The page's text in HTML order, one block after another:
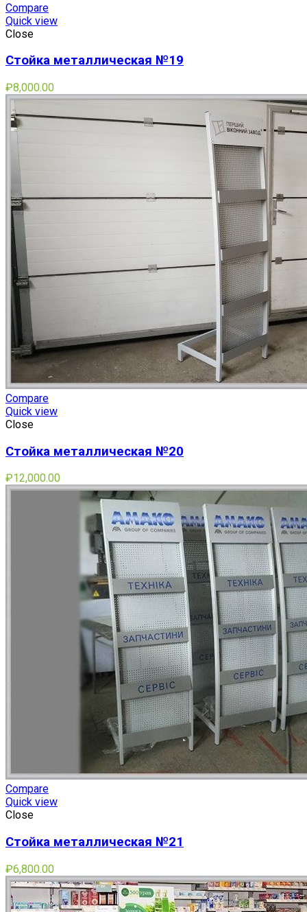
Compare
Quick view
Close
Стойка металлическая №19
₽8,000.00
Compare
Quick view
Close
Стойка металлическая №20
₽12,000.00
Compare
Quick view
Close
Стойка металлическая №21
₽6,800.00